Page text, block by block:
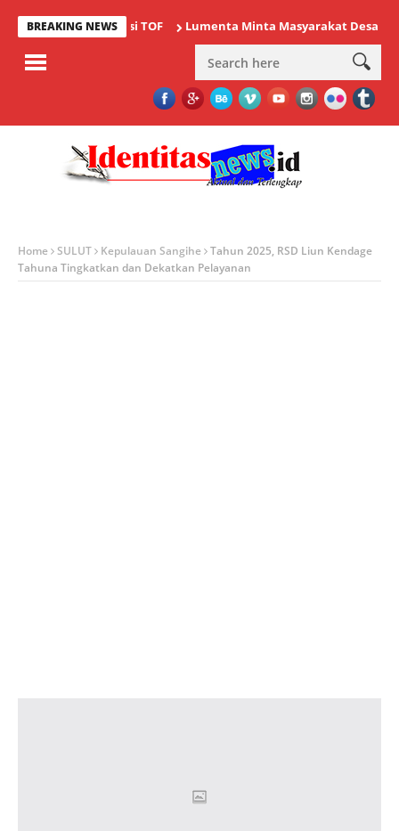
BREAKING NEWS
Bergengsi TOF Lumenta Minta Masyarakat Desa Tolok
Home SULUT Kepulauan Sangihe Tahun 2025, RSD Liun Kendage
Tahuna Tingkatkan dan Dekatkan Pelayanan